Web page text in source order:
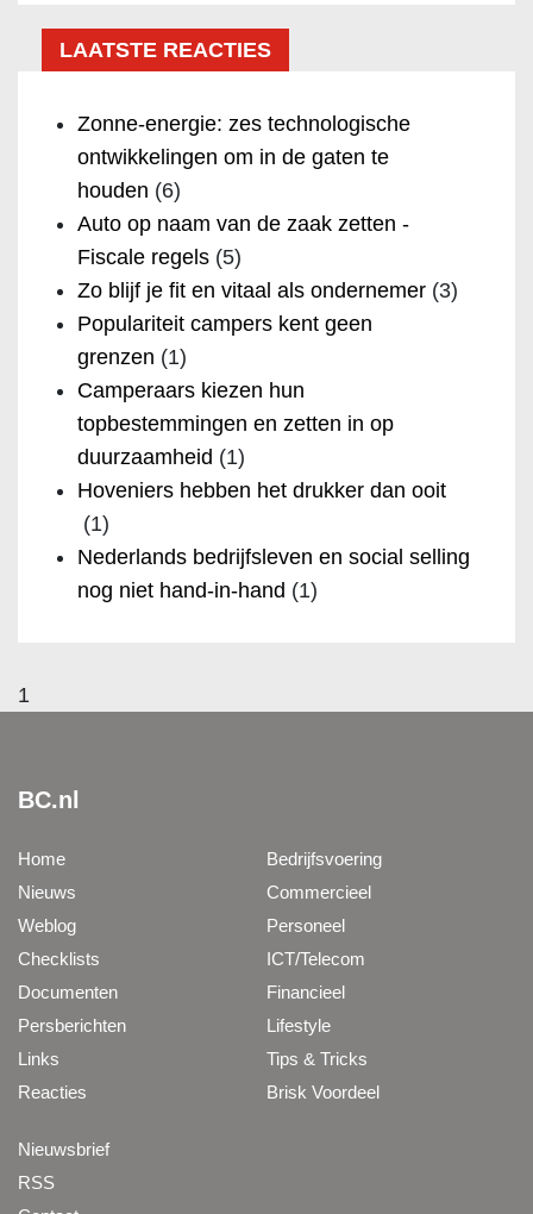
LAATSTE REACTIES
Zonne-energie: zes technologische
ontwikkelingen om in de gaten te
houden (6)
Auto op naam van de zaak zetten -
Fiscale regels (5)
Zo blijf je fit en vitaal als ondernemer (3)
Populariteit campers kent geen
grenzen (1)
Camperaars kiezen hun
topbestemmingen en zetten in op
duurzaamheid (1)
Hoveniers hebben het drukker dan ooit
(1)
Nederlands bedrijfsleven en social selling
nog niet hand-in-hand (1)
1
BC.nl
Home
Nieuws
Weblog
Checklists
Documenten
Persberichten
Links
Reacties
Bedrijfsvoering
Commercieel
Personeel
ICT/Telecom
Financieel
Lifestyle
Tips & Tricks
Brisk Voordeel
Nieuwsbrief
RSS